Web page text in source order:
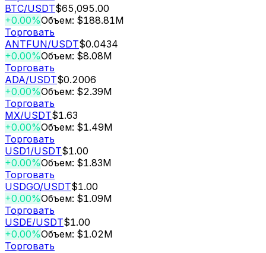
BTC/USDT$65,095.00
+0.00%Объем: $188.81M
Торговать
ANTFUN/USDT$0.0434
+0.00%Объем: $8.08M
Торговать
ADA/USDT$0.2006
+0.00%Объем: $2.39M
Торговать
MX/USDT$1.63
+0.00%Объем: $1.49M
Торговать
USD1/USDT$1.00
+0.00%Объем: $1.83M
Торговать
USDGO/USDT$1.00
+0.00%Объем: $1.09M
Торговать
USDE/USDT$1.00
+0.00%Объем: $1.02M
Торговать